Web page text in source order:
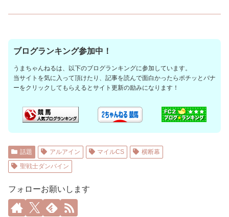
ブログランキング参加中！
うまちゃんねるは、以下のブログランキングに参加しています。
当サイトを気に入って頂けたり、記事を読んで面白かったらポチッとバナ
ーをクリックしてもらえるとサイト更新の励みになります！
話題 アルアイン マイルCS
横断幕
聖戦士ダンバイン
フォローお願いします